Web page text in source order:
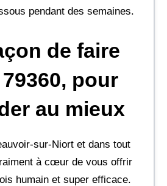
pendant des semaines.
de faire
pour
au mieux
sur-Niort et dans tout
à cœur de vous offrir
humain et super efficace.